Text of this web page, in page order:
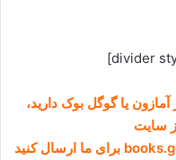
آمازون یا گوگل بوک دارید،
سایت
www.amazon.com و یا books.google.com برای ما ارسال کنید